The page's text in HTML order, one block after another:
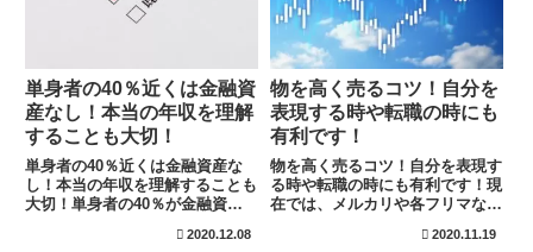
単身者の40％近くは金融資
産なし！本当の年収を理解
することも大切！
単身者の40％近くは金融資産な
し！本当の年収を理解することも
大切！単身者の40％が金融資産
れる方も多いかもしれません。し
2020.12.08
物を高く売るコツ！自分を
表現する時や転職の時にも
有利です！
物を高く売るコツ！自分を表現す
る時や転職の時にも有利です！現
在では、メルカリや各フリマなど
することが簡単に出来る様になり
2020.11.19